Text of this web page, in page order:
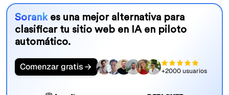
Sorankes una mejor alternativa para
clasificar tu sitio web en IA en piloto
automático.
Comenzar gratis +2000 usuarios